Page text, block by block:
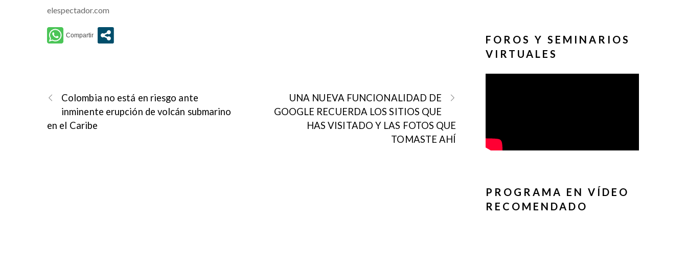
elespectador.com
Colombia no está en riesgo ante
inminente erupción de volcán submarino
en el Caribe
UNA NUEVA FUNCIONALIDAD DE
GOOGLE RECUERDA LOS SITIOS QUE
HAS VISITADO Y LAS FOTOS QUE
TOMASTE AHÍ
FOROS Y SEMINARIOS
VIRTUALES
PROGRAMA EN VÍDEO
RECOMENDADO